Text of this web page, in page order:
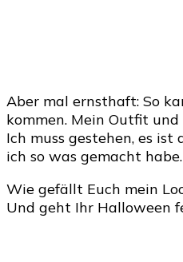
Aber mal ernsthaft: So
kommen. Mein Outfit und
Ich muss gestehen, es ist
ich so was gemacht
Wie gefällt Euch mein
Und geht Ihr Halloween